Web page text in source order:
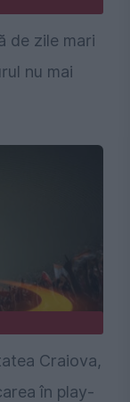
de zile mari
nu mai
Craiova,
în play-